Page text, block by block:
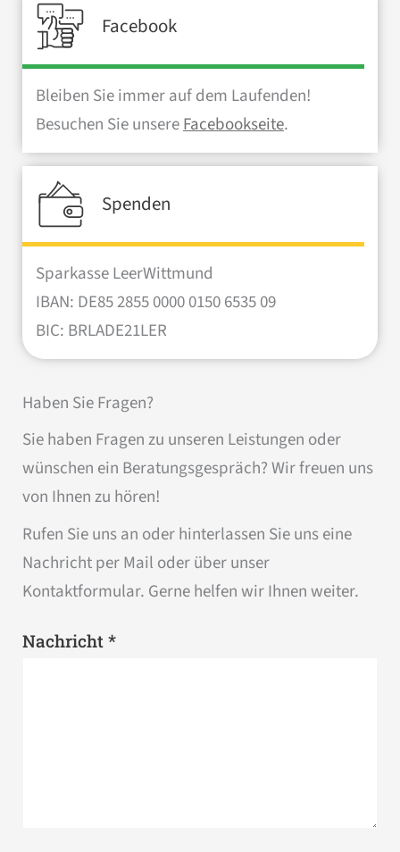
Facebook
Bleiben Sie immer auf dem Laufenden!
Besuchen Sie unsereFacebookseite.
Spenden
Sparkasse LeerWittmund
IBAN: DE85 2855 0000 0150 6535 09
BIC: BRLADE21LER
Haben Sie Fragen?
Sie haben Fragen zu unseren Leistungen oder
wünschen ein Beratungsgespräch? Wir freuen uns
von Ihnen zu hören!
Rufen Sie uns an oder hinterlassen Sie uns eine
Nachricht per Mail oder über unser
Kontaktformular. Gerne helfen wir Ihnen weiter.
Nachricht *